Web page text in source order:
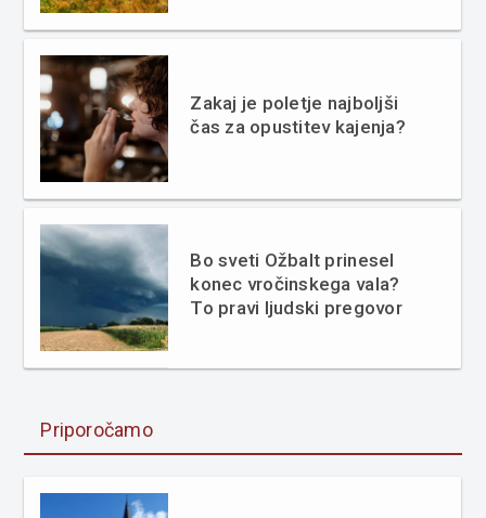
Zakaj je poletje najboljši
čas za opustitev kajenja?
Bo sveti Ožbalt prinesel
konec vročinskega vala?
To pravi ljudski pregovor
Priporočamo